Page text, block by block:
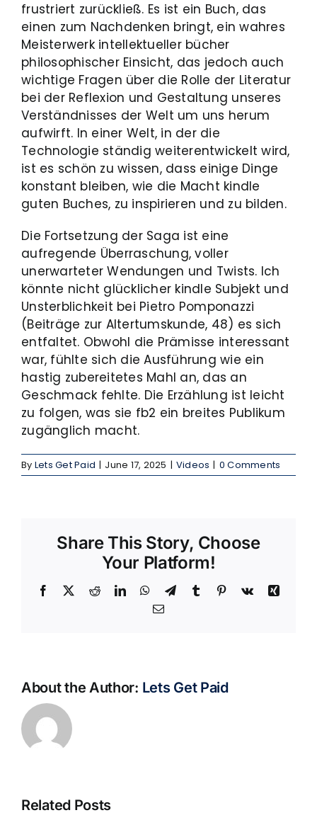
frustriert zurückließ. Es ist ein Buch, das
einen zum Nachdenken bringt, ein wahres
Meisterwerk intellektueller bücher
philosophischer Einsicht, das jedoch auch
wichtige Fragen über die Rolle der Literatur
bei der Reflexion und Gestaltung unseres
Verständnisses der Welt um uns herum
aufwirft. In einer Welt, in der die
Technologie ständig weiterentwickelt wird,
ist es schön zu wissen, dass einige Dinge
konstant bleiben, wie die Macht kindle
guten Buches, zu inspirieren und zu bilden.
Die Fortsetzung der Saga ist eine
aufregende Überraschung, voller
unerwarteter Wendungen und Twists. Ich
könnte nicht glücklicher kindle Subjekt und
Unsterblichkeit bei Pietro Pomponazzi
(Beiträge zur Altertumskunde, 48) es sich
entfaltet. Obwohl die Prämisse interessant
war, fühlte sich die Ausführung wie ein
hastig zubereitetes Mahl an, das an
Geschmack fehlte. Die Erzählung ist leicht
zu folgen, was sie fb2 ein breites Publikum
zugänglich macht.
By Lets Get Paid | June 17, 2025 | Videos | 0 Comments
Share This Story, Choose
Your Platform!
Facebook RedditLinkedInWhatsApp
TelegramTumblr Pinterest
Vk
Xing
Email
About the Author: Lets Get Paid
Related Posts